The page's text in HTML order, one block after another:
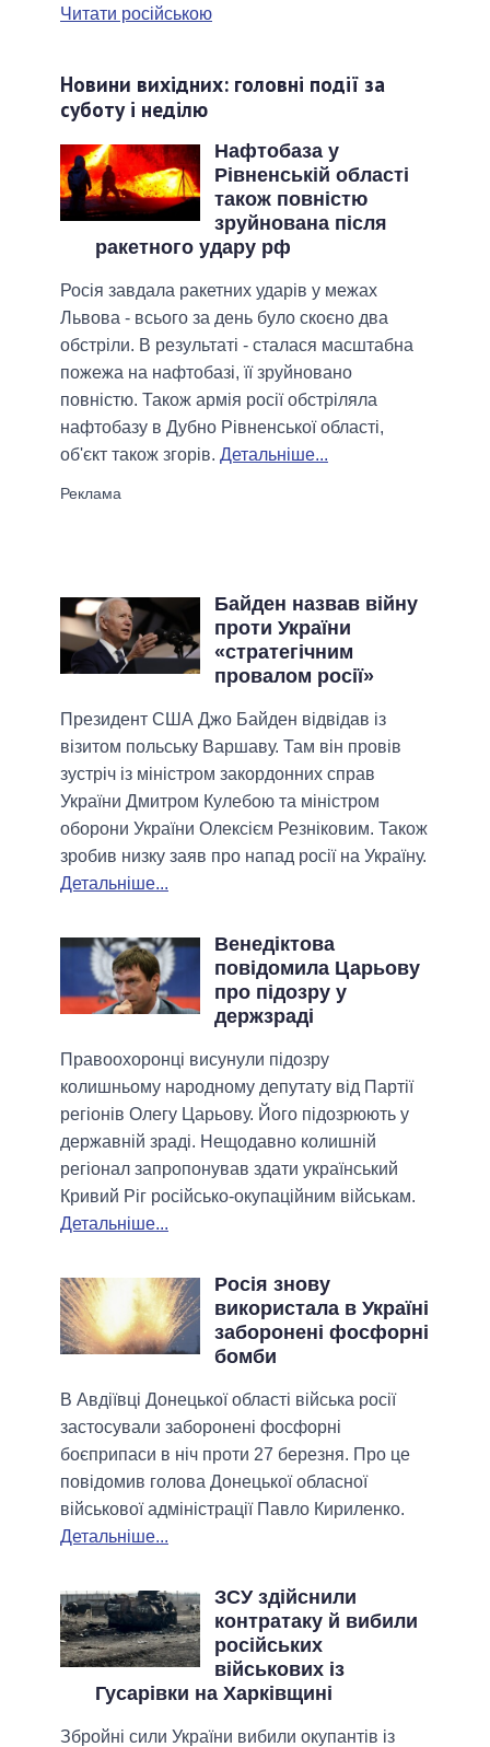
Читати російською
Новини вихідних: головні події за
суботу і неділю
Нафтобаза у
Рівненській області
також повністю
зруйнована після
ракетного удару рф
Росія завдала ракетних ударів у межах
Львова - всього за день було скоєно два
обстріли. В результаті - сталася масштабна
пожежа на нафтобазі, її зруйновано
повністю. Також армія росії обстріляла
нафтобазу в Дубно Рівненської області,
об'єкт також згорів. Детальніше...
Байден назвав війну
проти України
«стратегічним
провалом росії»
Президент США Джо Байден відвідав із
візитом польську Варшаву. Там він провів
зустріч із міністром закордонних справ
України Дмитром Кулебою та міністром
оборони України Олексієм Резніковим. Також
зробив низку заяв про напад росії на Україну.
Детальніше...
Венедіктова
повідомила Царьову
про підозру у
держзраді
Правоохоронці висунули підозру
колишньому народному депутату від Партії
регіонів Олегу Царьову. Його підозрюють у
державній зраді. Нещодавно колишній
регіонал запропонував здати український
Кривий Ріг російсько-окупаційним військам.
Детальніше...
Росія знову
використала в Україні
заборонені фосфорні
бомби
В Авдіївці Донецької області війська росії
застосували заборонені фосфорні
боєприпаси в ніч проти 27 березня. Про це
повідомив голова Донецької обласної
військової адміністрації Павло Кириленко.
Детальніше...
ЗСУ здійснили
контратаку й вибили
російських
військових із
Гусарівки на Харківщині
Збройні сили України вибили окупантів із